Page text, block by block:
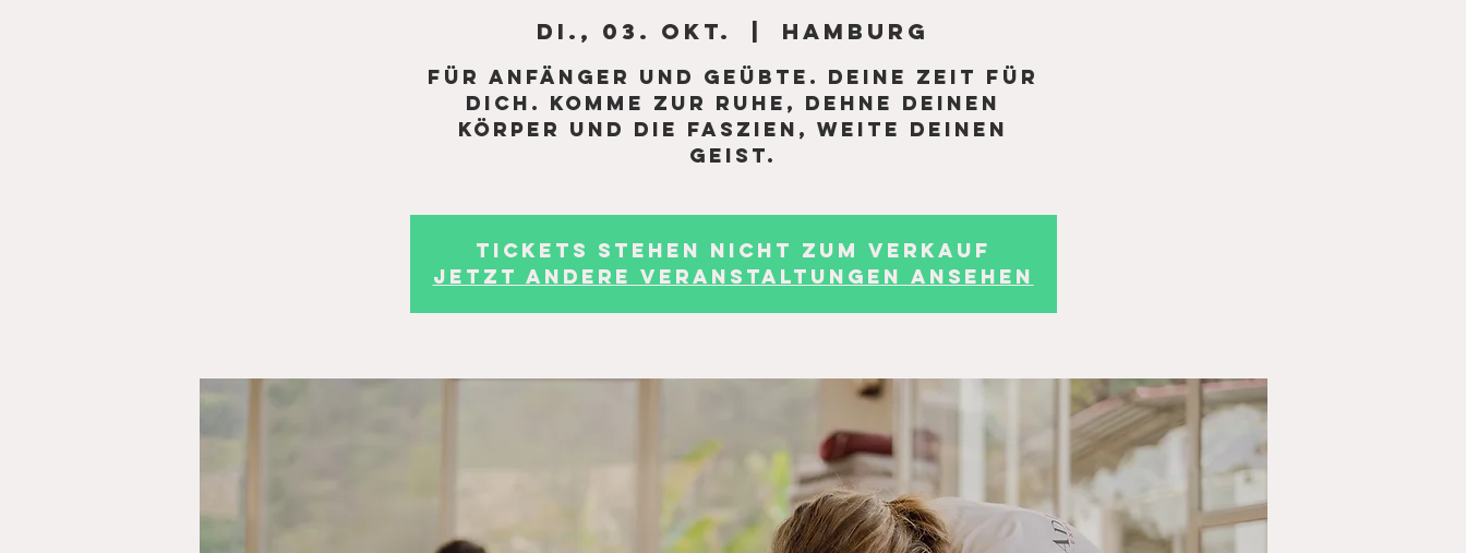
Di., 03. Okt. Hamburg
Für Anfänger und Geübte. Deine Zeit für
dich. Komme zur Ruhe, dehne deinen
Körper und die Faszien, weite deinen
Geist.
Tickets stehen nicht zum Verkauf
Jetzt andere Veranstaltungen ansehen